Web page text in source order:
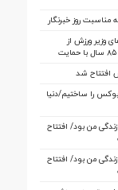
روز خبرنگار
وزیر ورزش از
بوکس بی سابقه است/بوکس بعد از ۸۵ سال با حمایت
افتتاح شد
را ساختیم/دنیا
زندگی من بود/ افتتاح
زندگی من بود/ افتتاح